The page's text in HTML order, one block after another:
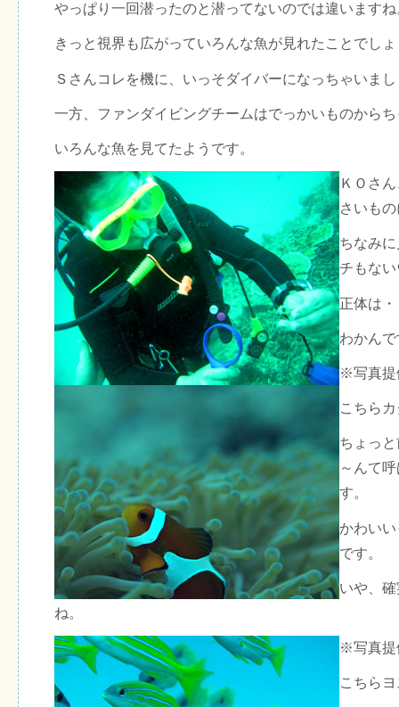
やっぱり一回潜ったのと潜ってないのでは違いますね
きっと視界も広がっていろんな魚が見れたことでし
Ｓさんコレを機に、いっそダイバーになっちゃいま
一方、ファンダイビングチームはでっかいものから
いろんな魚を見てたようです。
ＫＯさ
さいも
ちなみ
チもな
正体は
わかん
※写真
こちら
ちょっ
～んて
す。
かわい
です。
いや、
ね。
※写真
こちら